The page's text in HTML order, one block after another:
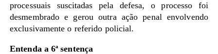
processuais suscitadas pela defesa, o processo foi
desmembrado e gerou outra ação penal envolvendo
exclusivamente o referido policial.
Entenda a 6ª sentença